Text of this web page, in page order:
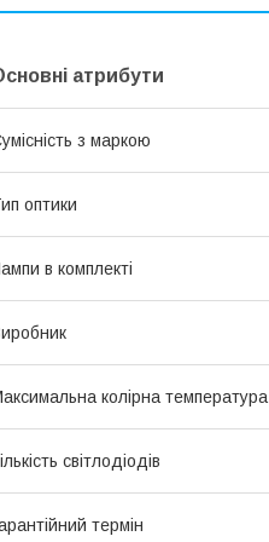
атрибути
з маркою
оптики
в комплекті
колірна температура
світлодіодів
термін